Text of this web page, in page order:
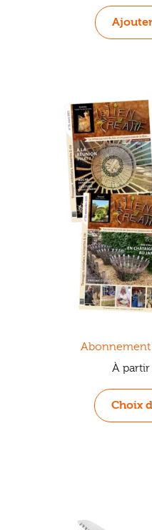
Abonnement
À partir
Choix